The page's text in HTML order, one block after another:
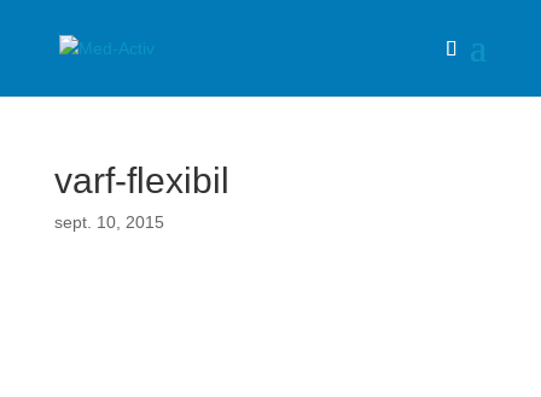
varf-flexibil
sept. 10, 2015